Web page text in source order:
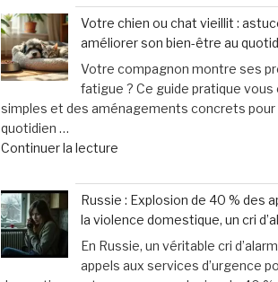
agir »
un
accident
à
vélo »
Moto
et
Scooter
:
April
Moto
avec
offre
sur-
mesure
et
un
Votre chien ou chat vieillit :
améliorer son bien-être au
Votre compagnon montre ses
fatigue ? Ce guide pratique
simples et des aménagements concrets pour
quotidien …
Continuer la lecturede
chien
ou
chat
vieillit
:
Russie : Explosion de 40 % des
la violence domestique, un cri
En Russie, un véritable cri
appels aux services d’urgence